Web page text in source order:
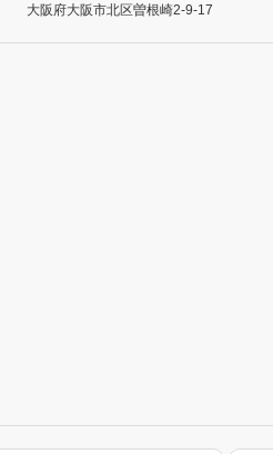
大阪府大阪市北区曽根崎2-9-17